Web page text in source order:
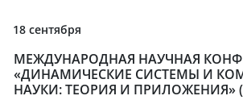
18 сентября
МЕЖДУНАРОДНАЯ НАУЧНАЯ
«ДИНАМИЧЕСКИЕ СИСТЕМЫ И
НАУКИ: ТЕОРИЯ И ПРИЛОЖЕНИЯ»